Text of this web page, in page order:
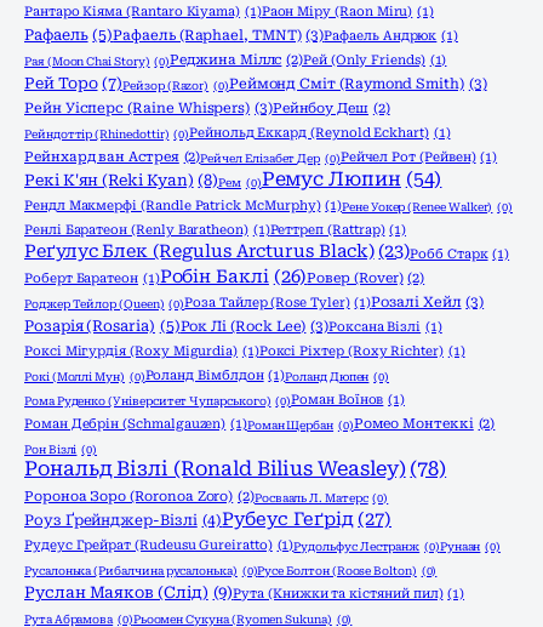
Рантаро Кіяма (Rantaro Kiyama) (1)Раон Міру (Raon Miru) (1)
Рафаель (5)Рафаель (Raphael, TMNT) (3)Рафаель Андрюк (1)
Рая (Moon Chai Story) (0)Реджина Міллс (2)Рей (Only Friends) (1)
Рей Торо (7)Рейзор (Razor) (0)Реймонд Сміт (Raymond Smith) (3)
Рейн Уісперс (Raine Whispers) (3)Рейнбоу Деш (2)
Рейндоттір (Rhinedottir) (0)Рейнольд Еккард (Reynold Eckhart) (1)
Рейнхард ван Астрея (2)Рейчел Елізабет Дер (0)Рейчел Рот (Рейвен) (1)
Рекі К'ян (Reki Kyan) (8)Рем (0)Ремус Люпин (54)
Рендл Макмерфі (Randle Patrick McMurphy) (1)Рене Уокер (Renee Walker) (0)
Ренлі Баратеон (Renly Baratheon) (1)Реттреп (Rattrap) (1)
Реґулус Блек (Regulus Arcturus Black) (23)Робб Старк (1)
Роберт Баратеон (1)Робін Баклі (26)Ровер (Rover) (2)
Роджер Тейлор (Queen) (0)Роза Тайлер (Rose Tyler) (1)Розалі Хейл (3)
Розарія (Rosaria) (5)Рок Лі (Rock Lee) (3)Роксана Візлі (1)
Роксі Мігурдія (Roxy Migurdia) (1)Роксі Ріхтер (Roxy Richter) (1)
Рокі (Моллі Мун) (0)Роланд Вімблдон (1)Роланд Дюпен (0)
Рома Руденко (Університет Чупарського) (0)Роман Воїнов (1)
Роман Дебрін (Schmalgauzen) (1)Роман Щербан (0)Ромео Монтеккі (2)
Рон Візлі (0)
Рональд Візлі (Ronald Bilius Weasley) (78)
Ророноа Зоро (Roronoa Zoro) (2)Росвааль Л. Матерс (0)
Роуз Ґрейнджер-Візлі (4)Рубеус Геґрід (27)
Рудеус Грейрат (Rudeusu Gureiratto) (1)Рудольфус Лестранж (0)Рунаан (0)
Русалонька (Рибалчина русалонька) (0)Русе Болтон (Roose Bolton) (0)
Руслан Маяков (Слід) (9)Рута (Книжки та кістяний пил) (1)
Рута Абрамова (0)Рьоомен Сукуна (Ryomen Sukuna) (0)